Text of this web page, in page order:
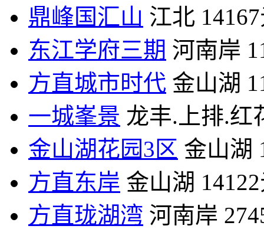
鼎峰国汇山 江北
东江学府三期 河南岸
方直城市时代 金山湖
一城峯景 龙丰.上排.红
金山湖花园3区 金山湖
方直东岸 金山湖
方直珑湖湾 河南岸